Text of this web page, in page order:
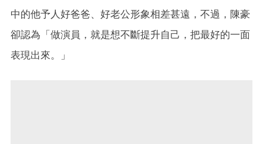
中的他予人好爸爸、好老公形象相差甚遠，不過，陳豪
卻認為「做演員，就是想不斷提升自己，把最好的一面
表現出來。」